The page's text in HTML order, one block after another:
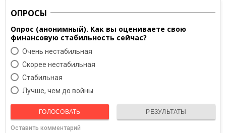
ОПРОСЫ
Опрос (анонимный). Как вы оцениваете свою
финансовую стабильность сейчас?
Очень нестабильная
Скорее нестабильная
Cтабильная
Лучше, чем до войны
ГОЛОСОВАТЬ РЕЗУЛЬТАТЫ
Оставить комментарий